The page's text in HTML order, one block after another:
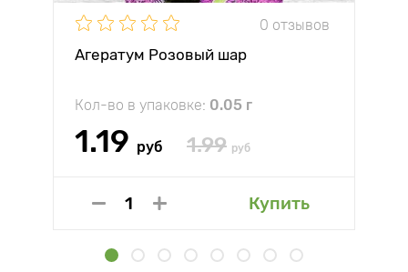
0 отзывов
Агератум Розовый шар
Кол-во в упаковке: 0.05 г
1.19 руб 1.99 руб
Купить